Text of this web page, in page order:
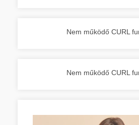
Nem működő CURL
Nem működő CURL